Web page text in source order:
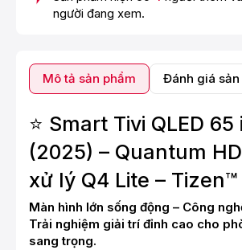
người đang xem.
Mô tả sản phẩm Đánh giá sản
⭐ Smart Tivi QLED
(2025) – Quantum
xử lý Q4 Lite – Tizen™
Màn hình lớn sống động – Công
Trải nghiệm giải trí đỉnh cao cho
sang trọng.